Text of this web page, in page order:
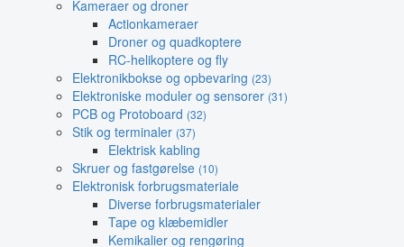
Kameraer og droner
Actionkameraer
Droner og quadkoptere
RC-helikoptere og fly
Elektronikbokse og opbevaring (23)
Elektroniske moduler og sensorer (31)
PCB og Protoboard (32)
Stik og terminaler (37)
Elektrisk kabling
Skruer og fastgørelse (10)
Elektronisk forbrugsmateriale
Diverse forbrugsmaterialer
Tape og klæbemidler
Kemikalier og rengøring